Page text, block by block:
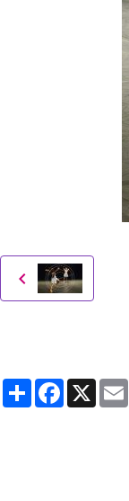
PartagerFacebook
X